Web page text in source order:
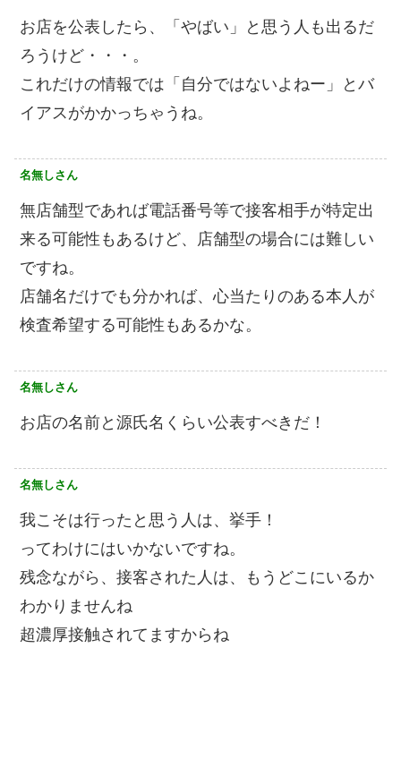
お店を公表したら、「やばい」と思う人も出るだ
ろうけど・・・。
これだけの情報では「自分ではないよねー」とバ
イアスがかかっちゃうね。
名無しさん
無店舗型であれば電話番号等で接客相手が特定出
来る可能性もあるけど、店舗型の場合には難しい
ですね。
店舗名だけでも分かれば、心当たりのある本人が
検査希望する可能性もあるかな。
名無しさん
お店の名前と源氏名くらい公表すべきだ！
名無しさん
我こそは行ったと思う人は、挙手！
ってわけにはいかないですね。
残念ながら、接客された人は、もうどこにいるか
わかりませんね
超濃厚接触されてますからね